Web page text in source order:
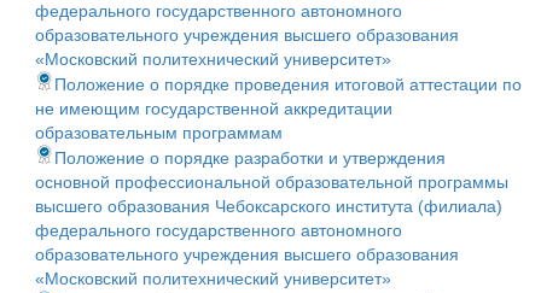
федерального государственного автономного
образовательного учреждения высшего образования
«Московский политехнический университет»
Положение о порядке проведения итоговой аттестации по
не имеющим государственной аккредитации
образовательным программам
Положение о порядке разработки и утверждения
основной профессиональной образовательной программы
высшего образования Чебоксарского института (филиала)
федерального государственного автономного
образовательного учреждения высшего образования
«Московский политехнический университет»